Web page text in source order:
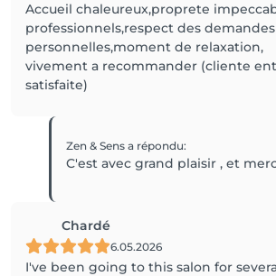
Accueil chaleureux,proprete
professionnels,respect des demandes
personnelles,moment de relaxation,
vivement a recommander (cliente
satisfaite)
Zen & Sensa répondu:
C'est avec grand plaisir , et
Chardé
6.05.2026
I've been going to this salon for